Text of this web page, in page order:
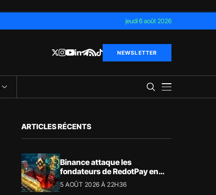
jeudi 6 août 2026
NEWSLETTER
ARTICLES RÉCENTS
Binance attaque les
fondateurs de RedotPay en
justice pour 472,8 millions de
dollars
5 AOÛT 2026 À 22H36